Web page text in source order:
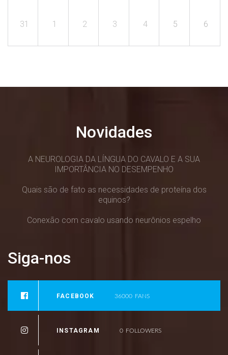
31 1 2 3 4 5 6
Novidades
A NEUROLOGIA DA LÍNGUA DO CAVALO E A SUA
IMPORTÂNCIA NO DESEMPENHO
Quais são de fato as necessidades de proteína dos
equinos?
Conexão com cavalo usando neurônios espelho
Siga-nos
FACEBOOK 36000 FANS
INSTAGRAM 0 FOLLOWERS